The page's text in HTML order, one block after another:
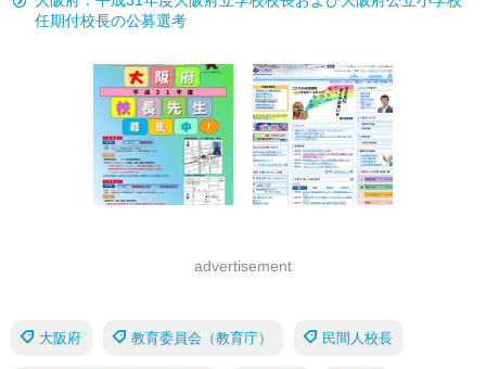
任期付校長の公募選考
advertisement
大阪府 教育委員会（教育庁） 民間人校長